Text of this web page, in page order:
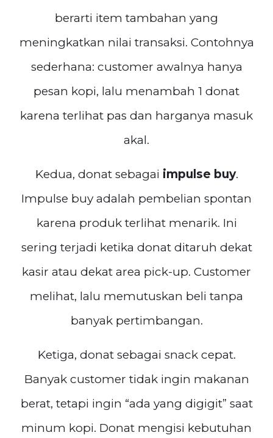
berarti item tambahan yang
meningkatkan nilai transaksi. Contohnya
sederhana: customer awalnya hanya
pesan kopi, lalu menambah 1 donat
karena terlihat pas dan harganya masuk
akal.
Kedua, donat sebagai impulse buy.
Impulse buy adalah pembelian spontan
karena produk terlihat menarik. Ini
sering terjadi ketika donat ditaruh dekat
kasir atau dekat area pick-up. Customer
melihat, lalu memutuskan beli tanpa
banyak pertimbangan.
Ketiga, donat sebagai snack cepat.
Banyak customer tidak ingin makanan
berat, tetapi ingin “ada yang digigit” saat
minum kopi. Donat mengisi kebutuhan